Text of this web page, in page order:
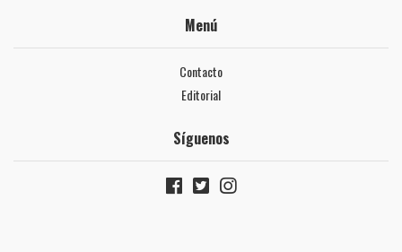
Menú
Contacto
Editorial
Síguenos